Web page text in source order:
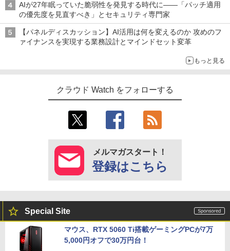
AIが27年眠っていた脆弱性を発見する時代に――「パッチ適用
の優先度を見直すべき」とセキュリティ専門家
【パネルディスカッション】AI活用は何を変えるのか 攻めのフ
ァイナンスを実現する業務設計とマインドセット変革
もっと見る
クラウド Watch をフォローする
メルマガスタート！
登録はこちら
Special Site
マウス、RTX 5060 Ti搭載ゲーミングPCが7万
5,000円オフで30万円台！